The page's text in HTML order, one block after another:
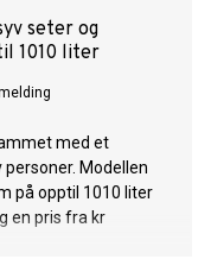
seter og
1010 liter
med et
Modellen
på opptil 1010 liter
en pris fra kr